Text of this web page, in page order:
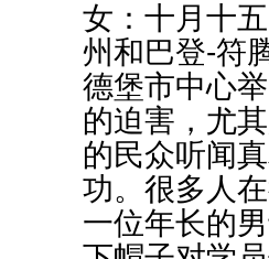
女：十月十
州和巴登-符
德堡市中心
的迫害，尤
的民众听闻
功。很多人
一位年长的